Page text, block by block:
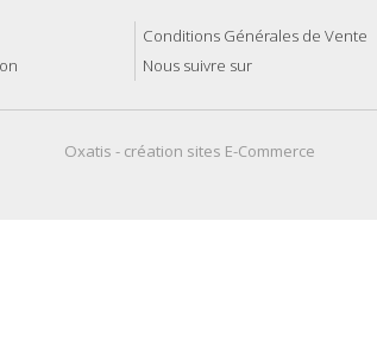
Conditions Générales de Vente
Nous suivre sur
Oxatis - création sites E-Commerce